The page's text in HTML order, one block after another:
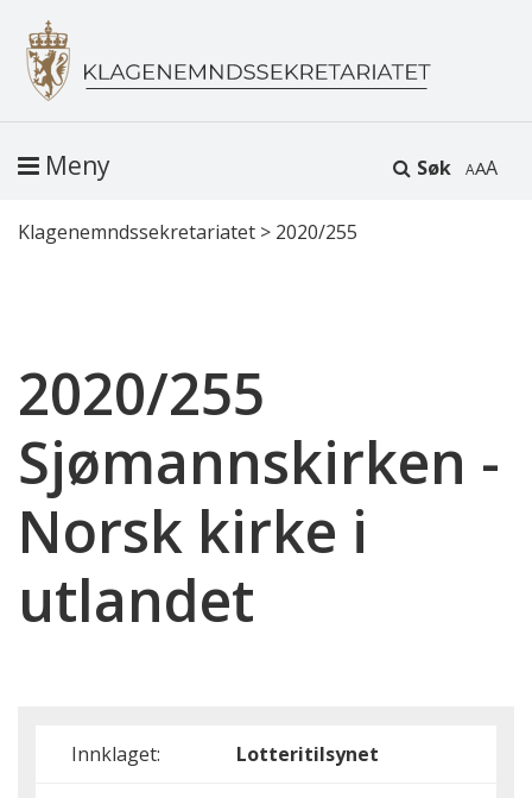
Søk A
Meny
Klagenemndssekretariatet > 2020/255
2020/255
Sjømannskirken -
Norsk kirke i
utlandet
Innklaget: Lotteritilsynet